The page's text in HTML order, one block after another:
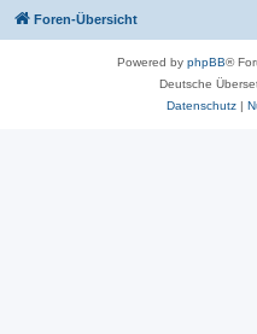
Foren-Übersicht
Powered by phpBB®
Deutsche
Datenschutz|